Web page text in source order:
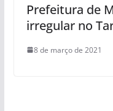
Prefeitura de
irregular no
8 de março de 2021